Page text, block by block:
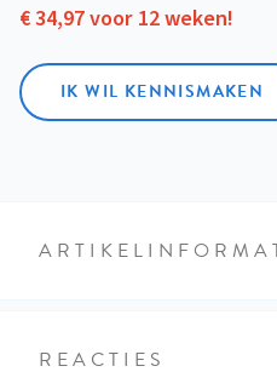
€ 34,97 voor 12 weken!
IK WIL KENNISMAKEN
REACTIES